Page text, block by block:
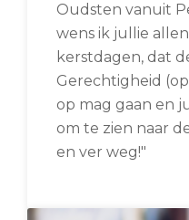
Oudsten vanuit
wens ik jullie
kerstdagen, dat
Gerechtigheid
op mag gaan en
om te zien naar
en ver weg!"